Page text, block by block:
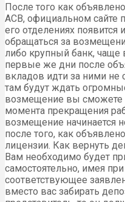
После того как
АСВ, официальном сайте
его отделениях
обращаться за
либо крупный банк, чаще
первые же дни после
вкладов идти за ними не
там будут ждать
возмещение вы сможете
момента прекращения
возмещение начинается
после того, как
лицензии. Как вернуть
Вам необходимо будет
самостоятельно, имея
соответствующее
вместо вас забирать